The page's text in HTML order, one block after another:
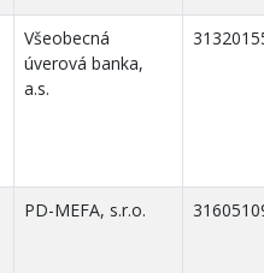
Všeobecná
úverová banka,
a.s.
PD-MEFA, s.r.o.